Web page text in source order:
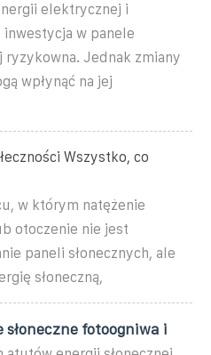
elektrycznej i
w panele
ryzykowna. Jednak zmiany
wpłynąć na jej
Wszystko, co
w którym natężenie
otoczenie nie jest
paneli słonecznych, ale
słoneczną,
fotoogniwa i